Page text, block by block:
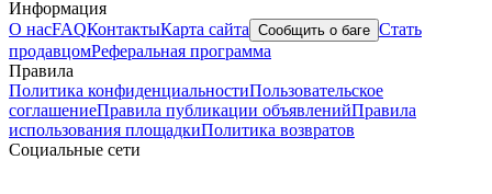
Информация
О насFAQКонтактыКарта сайта Сообщить о баге Стать
продавцомРеферальная программа
Правила
Политика конфиденциальностиПользовательское
соглашениеПравила публикации объявленийПравила
использования площадкиПолитика возвратов
Социальные сети